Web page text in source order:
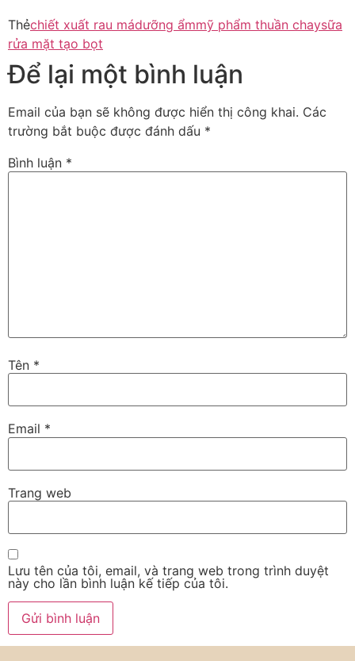
Thẻchiết xuất rau mádưỡng ẩmmỹ phẩm thuần chaysữa
rửa mặt tạo bọt
Để lại một bình luận
Email của bạn sẽ không được hiển thị công khai. Các
trường bắt buộc được đánh dấu *
Bình luận *
Tên *
Email *
Trang web
Lưu tên của tôi, email, và trang web trong trình duyệt
này cho lần bình luận kế tiếp của tôi.